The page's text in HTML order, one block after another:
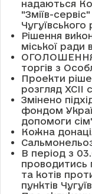
надаються
"Зміїв-
Чугуївського
Рішення
міської ради
ОГОЛОШЕННЯ
торгів з
Проекти
розгляд XCII
Змінено
фондом
допомоги
Кожна
В період з
проводитись
та котів
пунктів